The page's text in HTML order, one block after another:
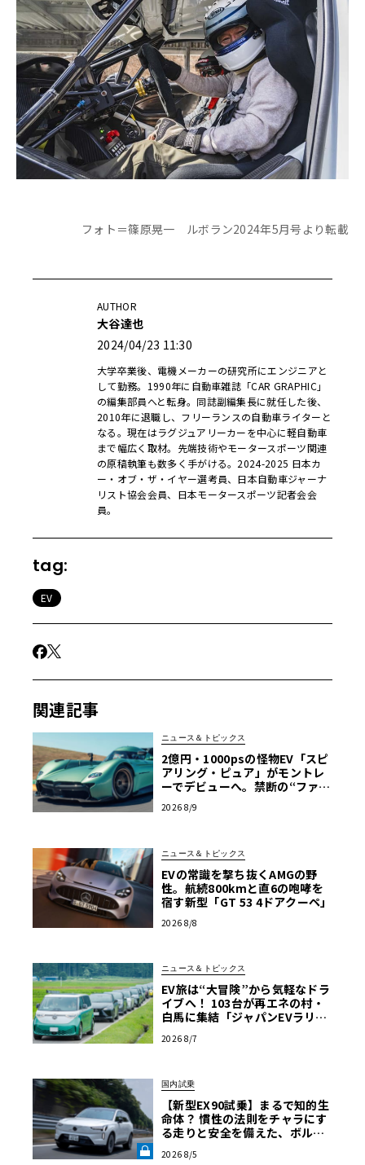
フォト＝篠原晃一 ルボラン2024年5月号より転載
AUTHOR
大谷達也
2024/04/23 11:30
大学卒業後、電機メーカーの研究所にエンジニアと
して勤務。1990年に自動車雑誌「CAR GRAPHIC」
の編集部員へと転身。同誌副編集長に就任した後、
2010年に退職し、フリーランスの自動車ライターと
なる。現在はラグジュアリーカーを中心に軽自動車
まで幅広く取材。先端技術やモータースポーツ関連
の原稿執筆も数多く手がける。2024-2025 日本カ
ー・オブ・ザ・イヤー選考員、日本自動車ジャーナ
リスト協会会員、日本モータースポーツ記者会会
員。
tag:
EV
関連記事
ニュース＆トピックス
2億円・1000psの怪物EV「スピ
アリング・ピュア」がモントレ
ーでデビューへ。禁断の“ファン
市販化
2026 8/9
ニュース＆トピックス
EVの常識を撃ち抜くAMGの野
性。航続800kmと直6の咆哮を
宿す新型「GT 53 4ドアクーペ」
2026 8/8
ニュース＆トピックス
EV旅は“大冒険”から気軽なドラ
イブへ！ 103台が再エネの村・
白馬に集結「ジャパンEVラリー
2026 8/7
国内試乗
【新型EX90試乗】まるで知的生
命体？ 慣性の法則をチャラにす
る走りと安全を備えた、ボルボ
AB》
2026 8/5